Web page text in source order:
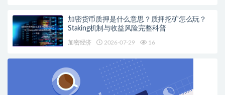
加密货币质押是什么意思？质押挖矿怎么玩？
Staking机制与收益风险完整科普
加密经济 2026-07-29 16